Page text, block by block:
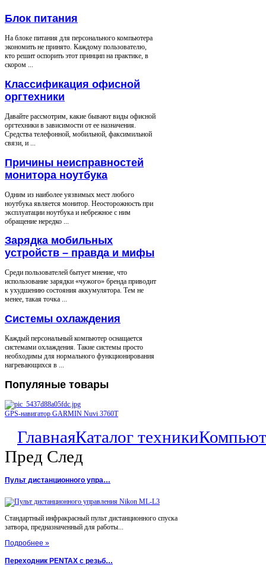
Блок питания
На блоке питания для персонального компьютера
экономить не принято. Каждому пользователю,
кто решит оспорить этот принцип на практике, в
скором ...
Классификация офисной
оргтехники
Давайте рассмотрим, какие бывают виды офисной
оргтехники в зависимости от ее назначения.
Средства телефонной, мобильной, факсимильной
связи, и ...
Причины неисправностей
монитора ноутбука
Одним из наиболее уязвимых мест любого
ноутбука является монитор. Неосторожность при
эксплуатации ноутбука и небрежное с ним
обращение нередко ...
Зарядка мобильных
устройств – правда и мифы
Среди пользователей бытует мнение, что
использование зарядки «чужого» бренда приводит
к ухудшению состояния аккумулятора. Тем не
менее, такая точка ...
Системы охлаждения
Каждый персональный компьютер оснащается
системами охлаждения. Такие системы просто
необходимы для нормального функционирования
нагревающихся в ...
Популяные товары
GPS-навигатор GARMIN Nuvi 3760T
ГлавнаяКаталог техники
Пред След
Пульт дистанционного упра…
Стандартный инфракрасный пульт дистанционного спуска
затвора, предназначенный для работы...
Подробнее »
Переходник PENTAX с резьб…